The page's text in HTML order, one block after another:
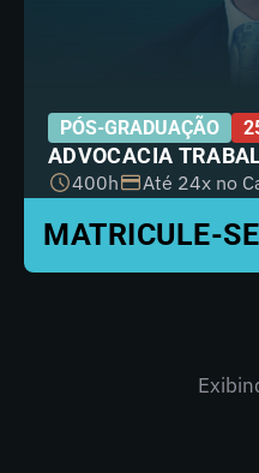
PÓS-GRADUAÇÃO
ADVOCACIA
400h Até 24x no